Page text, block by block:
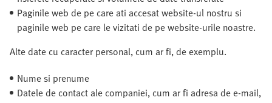
Paginile web de pe care ati accesat website-ul nostru si
paginile web pe care le vizitati de pe website-urile noastre.
Alte date cu caracter personal, cum ar fi, de exemplu.
Nume si prenume
Datele de contact ale companiei, cum ar fi adresa de e-mail,